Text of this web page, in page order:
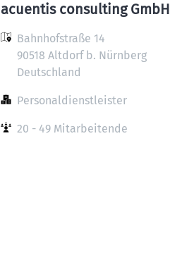
acuentis consulting GmbH
Bahnhofstraße 14
90518 Altdorf b. Nürnberg
Deutschland
Personaldienstleister
20 - 49 Mitarbeitende